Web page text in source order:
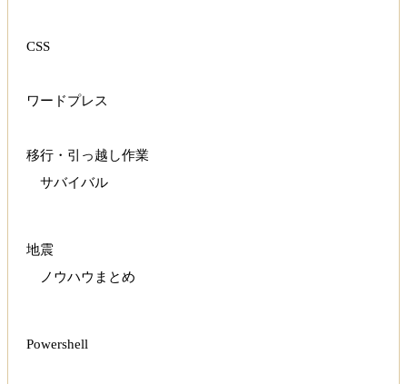
CSS
ワードプレス
移行・引っ越し作業
サバイバル
地震
ノウハウまとめ
Powershell